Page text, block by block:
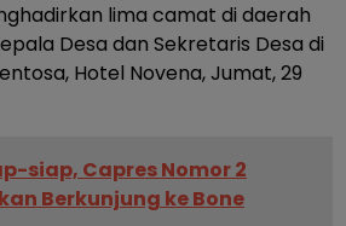
lima camat di daerah
Desa dan Sekretaris Desa di
Hotel Novena, Jumat, 29
siap, Capres Nomor 2
Berkunjung ke Bone